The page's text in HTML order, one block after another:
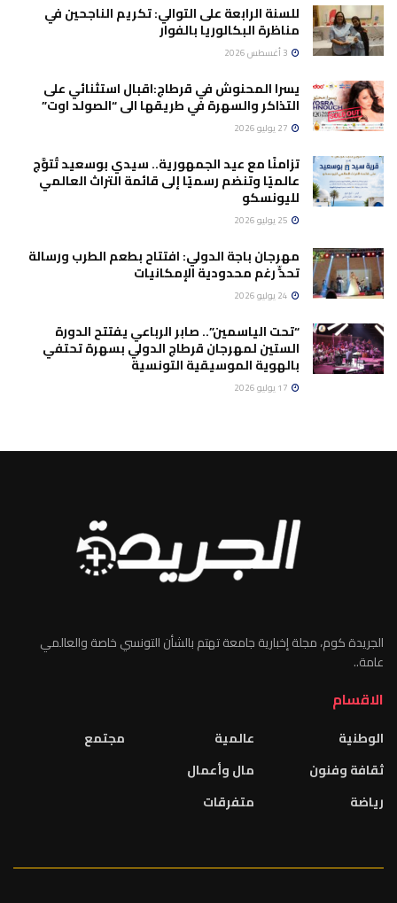
للسنة الرابعة على التوالي: تكريم الناجحين في
مناظرة البكالوريا بالفوار
يسرا المحنوش في قرطاج:اقبال استثنائي على
التذاكر والسهرة في طريقها الى “الصولد اوت”
تزامنًا مع عيد الجمهورية.. سيدي بوسعيد تُتوَّج
عالميًا وتنضم رسميًا إلى قائمة التراث العالمي
لليونسكو
مهرجان باجة الدولي: افتتاح بطعم الطرب ورسالة
تحدٍّ رغم محدودية الإمكانيات
“تحت الياسمين”.. صابر الرباعي يفتتح الدورة
الستين لمهرجان قرطاج الدولي بسهرة تحتفي
بالهوية الموسيقية التونسية
الجريدة كوم، مجلة إخبارية جامعة تهتم بالشأن التونسي خاصة والعالمي
عامة..
الاقسام
الوطنية
ثقافة وفنون
رياضة
عالمية
مال وأعمال
متفرقات
مجتمع